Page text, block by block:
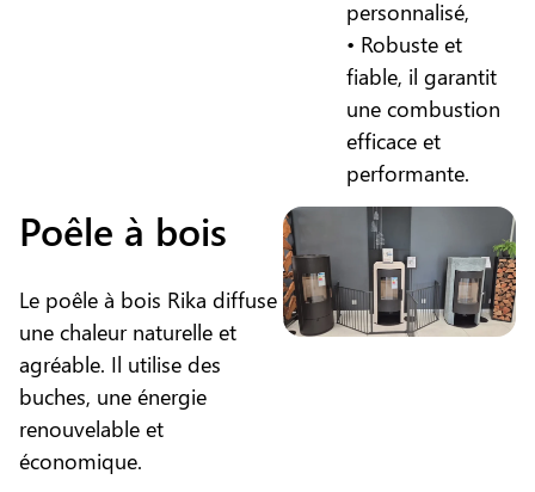
personnalisé,
• Robuste et
fiable, il garantit
une combustion
efficace et
performante.
Poêle à bois
Le poêle à bois Rika diffuse
une chaleur naturelle et
agréable. Il utilise des
buches, une énergie
renouvelable et
économique.